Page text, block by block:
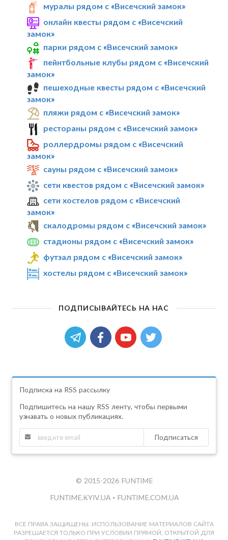
муралы рядом с «Висечский замок»
онлайн квесты рядом с «Висечский
замок»
парки рядом с «Висечский замок»
пейнтбольные клубы рядом с «Висечский
замок»
пешеходные квесты рядом с «Висечский
замок»
пляжи рядом с «Висечский замок»
рестораны рядом с «Висечский замок»
роллердромы рядом с «Висечский
замок»
сауны рядом с «Висечский замок»
сети квестов рядом с «Висечский замок»
сети хостелов рядом с «Висечский
замок»
скалодромы рядом с «Висечский замок»
стадионы рядом с «Висечский замок»
футзал рядом с «Висечский замок»
хостелы рядом с «Висечский замок»
ПОДПИСЫВАЙТЕСЬ НА НАС
Подписка на RSS рассылку
Подпишитесь на нашу RSS ленту, чтобы первыми
узнавать о новых публикациях.
Подписаться
© 2015-2026 FUNTIME
FUNTIME.KYIV.UA • FUNTIME.COM.UA
ВСЕ ПРАВА ЗАЩИЩЕНЫ. ИСПОЛЬЗОВАНИЕ МАТЕРИАЛОВ САЙТА
РАЗРЕШАЕТСЯ ТОЛЬКО ПРИ УСЛОВИИ ПРЯМОЙ, ОТКРЫТОЙ ДЛЯ